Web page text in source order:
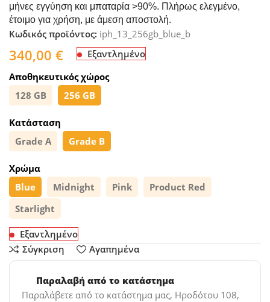
μήνες εγγύηση και μπαταρία >90%. Πλήρως ελεγμένο,
έτοιμο για χρήση, με άμεση αποστολή.
Κωδικός προϊόντος: iph_13_256gb_blue_b
340,00€
Εξαντλημένο
Αποθηκευτικός χώρος
128 GB
256 GB
Κατάσταση
Grade A
Grade B
Χρώμα
Blue
Midnight Pink
Product Red
Starlight
Εξαντλημένο
Σύγκριση
Αγαπημένα
Παραλαβή από το κατάστημα
Παραλάβετε από το κατάστημα μας, Ηροδότου 108,